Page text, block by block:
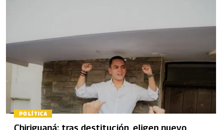
POLÍTICA
Chiriguaná: tras destitución, eligen nuevo